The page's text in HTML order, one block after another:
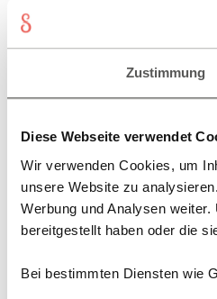
Zustimmung
Diese Webseite verwendet
Wir verwenden Cookies, um
unsere Website zu
Werbung und Analysen
bereitgestellt haben oder die
Bei bestimmten Diensten wie